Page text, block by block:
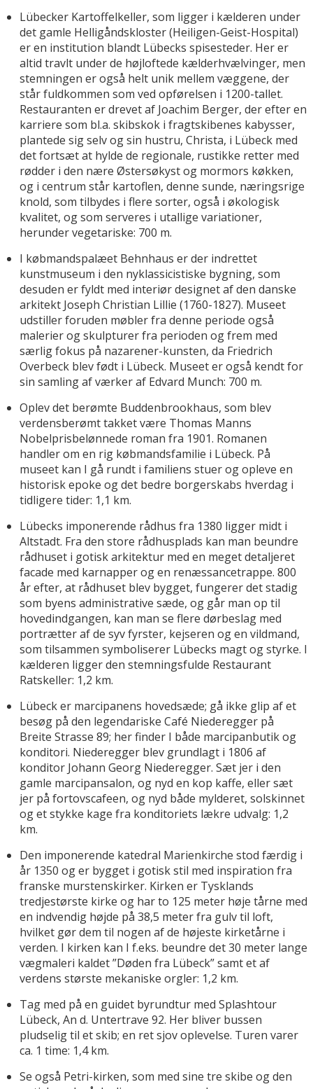
Lübecker Kartoffelkeller, som ligger i kælderen under
det gamle Helligåndskloster (Heiligen-Geist-Hospital)
er en institution blandt Lübecks spisesteder. Her er
altid travlt under de højloftede kælderhvælvinger, men
stemningen er også helt unik mellem væggene, der
står fuldkommen som ved opførelsen i 1200-tallet.
Restauranten er drevet af Joachim Berger, der efter en
karriere som bl.a. skibskok i fragtskibenes kabysser,
plantede sig selv og sin hustru, Christa, i Lübeck med
det fortsæt at hylde de regionale, rustikke retter med
rødder i den nære Østersøkyst og mormors køkken,
og i centrum står kartoflen, denne sunde, næringsrige
knold, som tilbydes i flere sorter, også i økologisk
kvalitet, og som serveres i utallige variationer,
herunder vegetariske: 700 m.
I købmandspalæet Behnhaus er der indrettet
kunstmuseum i den nyklassicistiske bygning, som
desuden er fyldt med interiør designet af den danske
arkitekt Joseph Christian Lillie (1760-1827). Museet
udstiller foruden møbler fra denne periode også
malerier og skulpturer fra perioden og frem med
særlig fokus på nazarener-kunsten, da Friedrich
Overbeck blev født i Lübeck. Museet er også kendt for
sin samling af værker af Edvard Munch: 700 m.
Oplev det berømte Buddenbrookhaus, som blev
verdensberømt takket være Thomas Manns
Nobelprisbelønnede roman fra 1901. Romanen
handler om en rig købmandsfamilie i Lübeck. På
museet kan I gå rundt i familiens stuer og opleve en
historisk epoke og det bedre borgerskabs hverdag i
tidligere tider: 1,1 km.
Lübecks imponerende rådhus fra 1380 ligger midt i
Altstadt. Fra den store rådhusplads kan man beundre
rådhuset i gotisk arkitektur med en meget detaljeret
facade med karnapper og en renæssancetrappe. 800
år efter, at rådhuset blev bygget, fungerer det stadig
som byens administrative sæde, og går man op til
hovedindgangen, kan man se flere dørbeslag med
portrætter af de syv fyrster, kejseren og en vildmand,
som tilsammen symboliserer Lübecks magt og styrke. I
kælderen ligger den stemningsfulde Restaurant
Ratskeller: 1,2 km.
Lübeck er marcipanens hovedsæde; gå ikke glip af et
besøg på den legendariske Café Niederegger på
Breite Strasse 89; her finder I både marcipanbutik og
konditori. Niederegger blev grundlagt i 1806 af
konditor Johann Georg Niederegger. Sæt jer i den
gamle marcipansalon, og nyd en kop kaffe, eller sæt
jer på fortovscafeen, og nyd både mylderet, solskinnet
og et stykke kage fra konditoriets lækre udvalg: 1,2
km.
Den imponerende katedral Marienkirche stod færdig i
år 1350 og er bygget i gotisk stil med inspiration fra
franske murstenskirker. Kirken er Tysklands
tredjestørste kirke og har to 125 meter høje tårne med
en indvendig højde på 38,5 meter fra gulv til loft,
hvilket gør dem til nogen af de højeste kirketårne i
verden. I kirken kan I f.eks. beundre det 30 meter lange
vægmaleri kaldet ”Døden fra Lübeck” samt et af
verdens største mekaniske orgler: 1,2 km.
Tag med på en guidet byrundtur med Splashtour
Lübeck, An d. Untertrave 92. Her bliver bussen
pludselig til et skib; en ret sjov oplevelse. Turen varer
ca. 1 time: 1,4 km.
Se også Petri-kirken, som med sine tre skibe og den